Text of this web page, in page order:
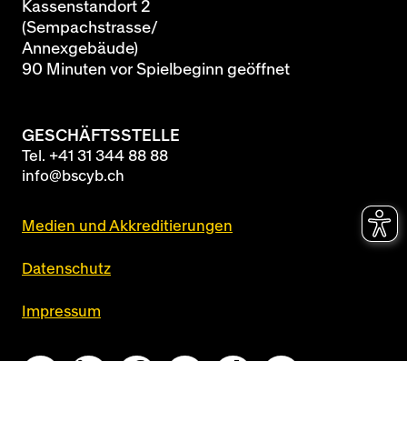
Kassenstandort 2
(Sempachstrasse/
Annexgebäude)
90 Minuten vor Spielbeginn geöffnet
GESCHÄFTSSTELLE
Tel. +41 31 344 88 88
info@bscyb.ch
Medien und Akkreditierungen
Datenschutz
Impressum